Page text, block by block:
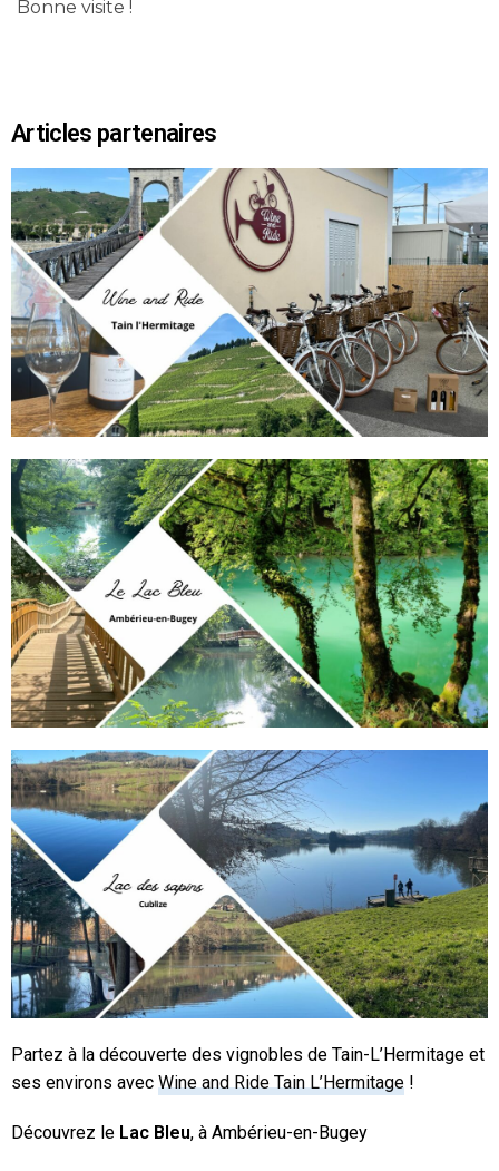
Bonne visite !
Articles partenaires
Partez à la découverte des vignobles de Tain-L’Hermitage et
ses environs avecWine and Ride Tain L’Hermitage !
Découvrez le Lac Bleu, à Ambérieu-en-Bugey